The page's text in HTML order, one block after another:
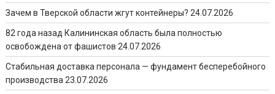
Зачем в Тверской области жгут контейнеры? 24.07.2026
82 года назад Калининская область была полностью
освобождена от фашистов 24.07.2026
Стабильная доставка персонала — фундамент бесперебойного
производства 23.07.2026